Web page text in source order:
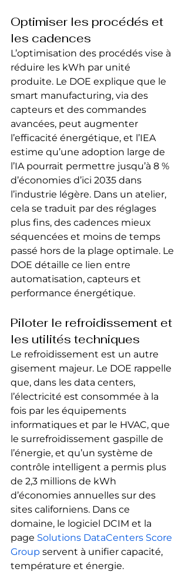
Optimiser les procédés et
les cadences
L’optimisation des procédés vise à
réduire les kWh par unité
produite. Le DOE explique que le
smart manufacturing, via des
capteurs et des commandes
avancées, peut augmenter
l’efficacité énergétique, et l’IEA
estime qu’une adoption large de
l’IA pourrait permettre jusqu’à 8 %
d’économies d’ici 2035 dans
l’industrie légère. Dans un atelier,
cela se traduit par des réglages
plus fins, des cadences mieux
séquencées et moins de temps
passé hors de la plage optimale. Le
DOE détaille ce lien entre
automatisation, capteurs et
performance énergétique.
Piloter le refroidissement et
les utilités techniques
Le refroidissement est un autre
gisement majeur. Le DOE rappelle
que, dans les data centers,
l’électricité est consommée à la
fois par les équipements
informatiques et par le HVAC, que
le surrefroidissement gaspille de
l’énergie, et qu’un système de
contrôle intelligent a permis plus
de 2,3 millions de kWh
d’économies annuelles sur des
sites californiens. Dans ce
domaine, le logiciel DCIM et la
page Solutions DataCenters Score
Group servent à unifier capacité,
température et énergie.